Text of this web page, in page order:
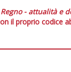
- attualità e
il proprio codice